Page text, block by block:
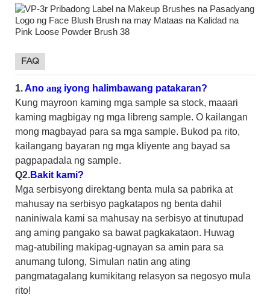
FAQ
1.Ano ang iyong halimbawang patakaran?
Kung mayroon kaming mga sample sa stock, maaari
kaming magbigay ng mga libreng sample. O kailangan
mong magbayad para sa mga sample. Bukod pa rito,
kailangang bayaran ng mga kliyente ang bayad sa
pagpapadala ng sample.
Q2.Bakit kami?
Mga serbisyong direktang benta mula sa pabrika at
mahusay na serbisyo pagkatapos ng benta dahil
naniniwala kami sa mahusay na serbisyo at tinutupad
ang aming pangako sa bawat pagkakataon. Huwag
mag-atubiling makipag-ugnayan sa amin para sa
anumang tulong, Simulan natin ang ating
pangmatagalang kumikitang relasyon sa negosyo mula
rito!